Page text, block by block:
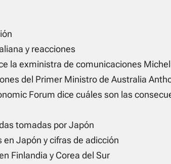
y reacciones
la exministra de comunicaciones
del Primer Ministro de Australia
Forum dice cuáles son las
tomadas por Japón
en Japón y cifras de adicción
Finlandia y Corea del Sur